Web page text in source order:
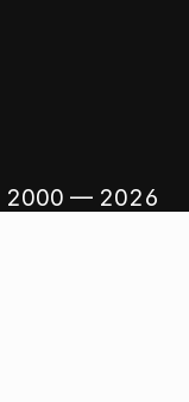
2000 — 2026